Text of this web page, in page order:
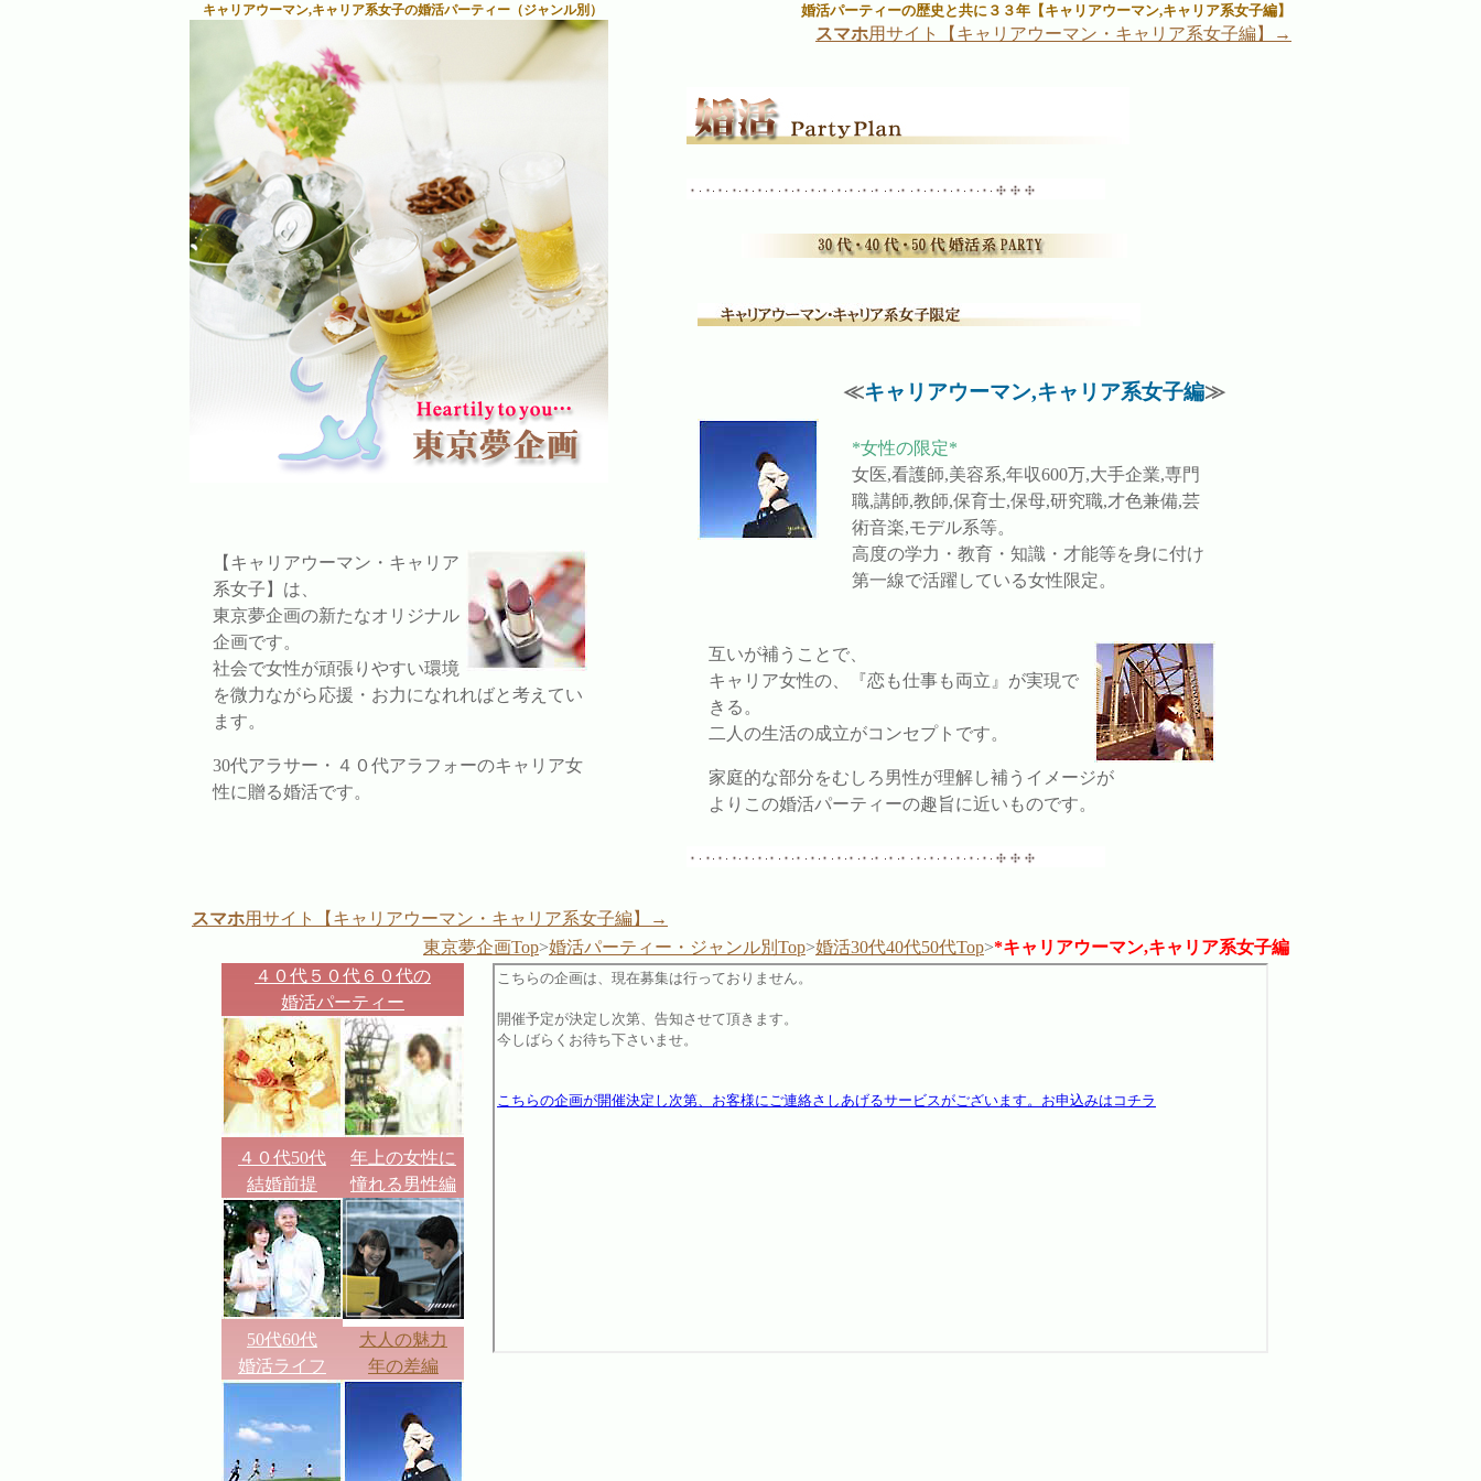
キャリアウーマン,キャリア系女子の婚活パーティー（ジャンル別）
【キャリアウーマン・キャリア
系女子】は、
東京夢企画の新たなオリジナル
企画です。
社会で女性が頑張りやすい環境
を微力ながら応援・お力になれればと考えてい
ます。
30代アラサー・４０代アラフォーのキャリア女
性に贈る婚活です。
婚活パーティーの歴史と共に３３年【キャリアウーマン,キャリア系女子編】
スマホ用サイト【キャリアウーマン・キャリア系女子編】→
≪キャリアウーマン,キャリア系女子編≫
*女性の限定*
女医,看護師,美容系,年収600万,大手企業,専門
職,講師,教師,保育士,保母,研究職,才色兼備,芸
術音楽,モデル系等。
高度の学力・教育・知識・才能等を身に付け
第一線で活躍している女性限定。
互いが補うことで、
キャリア女性の、『恋も仕事も両立』が実現で
きる。
二人の生活の成立がコンセプトです。
家庭的な部分をむしろ男性が理解し補うイメージが
よりこの婚活パーティーの趣旨に近いものです。
スマホ用サイト【キャリアウーマン・キャリア系女子編】→
東京夢企画Top>婚活パーティー・ジャンル別Top>婚活30代40代50代Top>*キャリアウーマン,キャリア系女子編
４０代５０代６０代の
婚活パーティー
４０代50代
結婚前提
年上の女性に
憧れる男性編
50代60代
婚活ライフ
大人の魅力
年の差編